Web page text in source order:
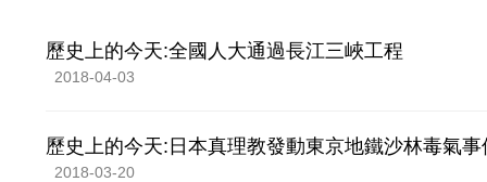
歷史上的今天:全國人大通過長江三峽工程
2018-04-03
歷史上的今天:日本真理教發動東京地鐵沙林毒氣事
2018-03-20